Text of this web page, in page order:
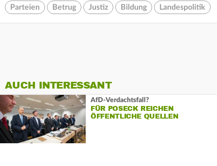
Parteien Betrug Justiz Bildung Landespolitik
AUCH INTERESSANT
AfD-Verdachtsfall?
FÜR POSECK REICHEN
ÖFFENTLICHE QUELLEN